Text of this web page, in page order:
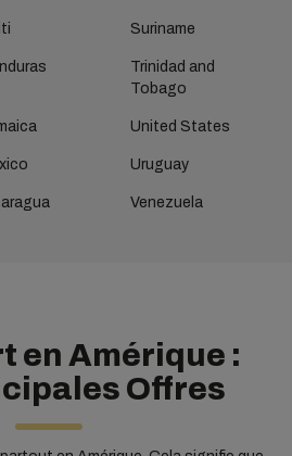
Suriname
Trinidad and
Tobago
United States
Uruguay
Venezuela
en Amérique :
Offres